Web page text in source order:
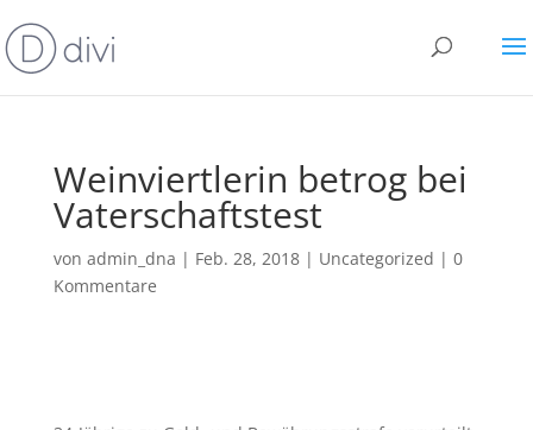
Weinviertlerin betrog bei
Vaterschaftstest
von admin_dna | Feb. 28, 2018| Uncategorized | 0
Kommentare